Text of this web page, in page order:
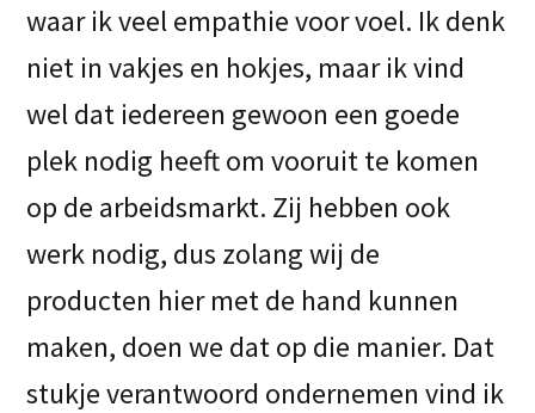
waar ik veel empathie voor voel. Ik denk
niet in vakjes en hokjes, maar ik vind
wel dat iedereen gewoon een goede
plek nodig heeft om vooruit te komen
op de arbeidsmarkt. Zij hebben ook
werk nodig, dus zolang wij de
producten hier met de hand kunnen
maken, doen we dat op die manier. Dat
stukje verantwoord ondernemen vind ik